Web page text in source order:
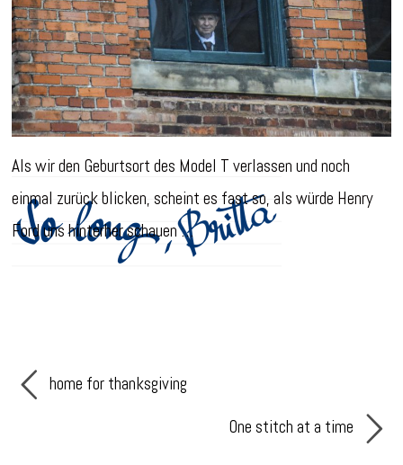
Als wir den Geburtsort des Model T verlassen und noch
einmal zurück blicken, scheint es fast so, als würde Henry
Ford uns hinterher schauen …
home for thanksgiving
One stitch at a time